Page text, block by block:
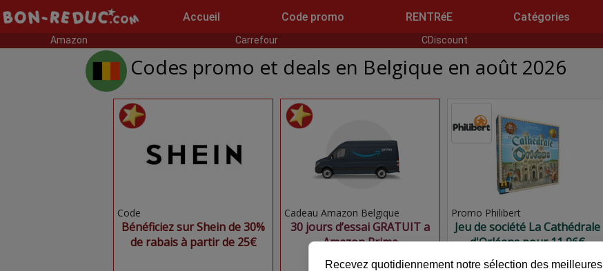
Accueil Code promo RENTRéE Catégories
Amazon Carrefour CDiscount
Codes promo et deals en Belgique en août 2026
Code
Bénéficiez sur Shein de 30%
de rabais à partir de 25€
Cadeau Amazon Belgique
30 jours d’essai GRATUIT a
Amazon Prime
Promo Philibert
Jeu de société La Cathédrale
d'Orléans pour 11,96€
Recevez quotidiennement notre sélection des meilleures